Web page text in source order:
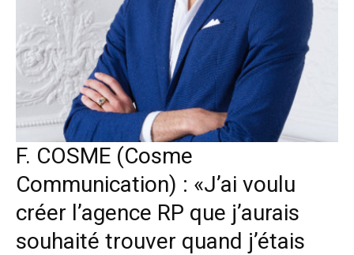
F. COSME (Cosme
Communication) : «J’ai voulu
créer l’agence RP que j’aurais
souhaité trouver quand j’étais